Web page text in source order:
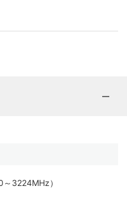
3224MHz）